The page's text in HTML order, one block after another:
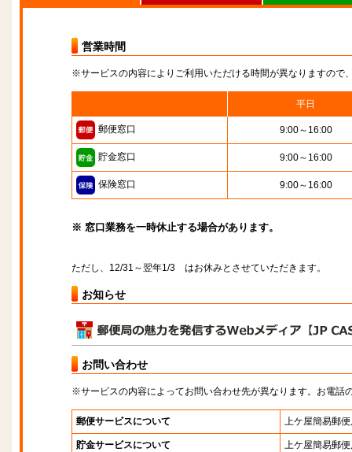
営業時間
※サービスの内容によりご利用いただける時間が異なりますので
平日
郵便窓口 9:00～16:00
貯金窓口 9:00～16:00
保険窓口 9:00～16:00
※ 窓口業務を一時休止する場合があります。
ただし、12/31～翌年1/3 はお休みとさせていただきます。
お知らせ
お問い合わせ
※サービスの内容によってお問い合わせ先が異なります。お電話
郵便サービスについて 上ケ屋簡易郵
貯金サービスについて 上ケ屋簡易郵